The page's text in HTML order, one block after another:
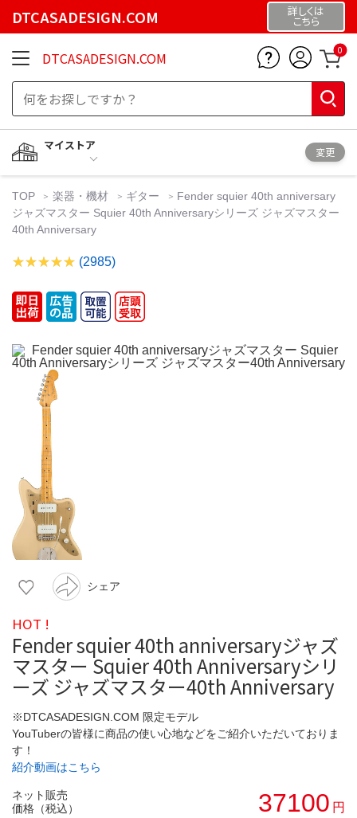
DTCASADESIGN.COM 詳しくは
こちら
DTCASADESIGN.COM 0
マイストア
変更
TOP 楽器・機材 ギター
Fender squier 40th anniversary
ジャズマスター Squier 40th Anniversaryシリーズ ジャズマスター
40th Anniversary
(2985)
シェア
HOT !
Fender squier 40th anniversaryジャズ
マスター Squier 40th Anniversaryシリ
ーズ ジャズマスター40th Anniversary
※DTCASADESIGN.COM 限定モデル
YouTuberの皆様に商品の使い心地などをご紹介いただいておりま
す！
紹介動画はこちら
ネット販売
価格（税込）
37100 円